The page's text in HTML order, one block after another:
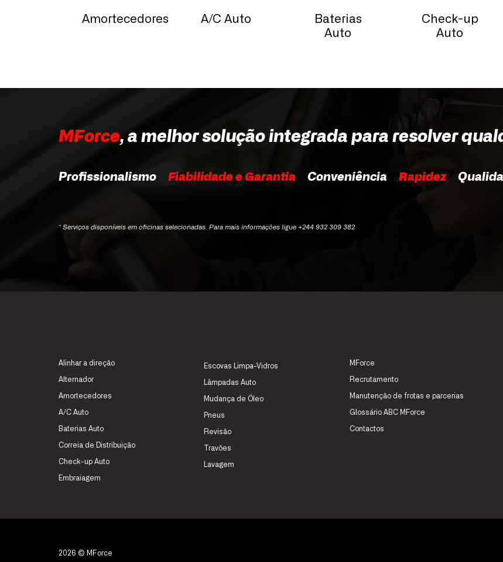
Amortecedores A/C Auto
Baterias
Auto
Check-up
Auto
MForce, a melhor solução integrada para resolver
Profissionalismo Fiabilidade e GarantiaConveniência Rapidez
* Serviços disponíveis em oficinas selecionadas. Para mais informações ligue +244 932 309 382
Alinhar a direção
Alternador
Amortecedores
A/C Auto
Baterias Auto
Correia de Distribuição
Check-up Auto
Embraiagem
Escovas Limpa-Vidros
Lâmpadas Auto
Mudança de Óleo
Pneus
Revisão
Travões
Lavagem
MForce
Recrutamento
Manutenção de frotas e parcerias
Glossário ABC MForce
Contactos
2026 © MForce